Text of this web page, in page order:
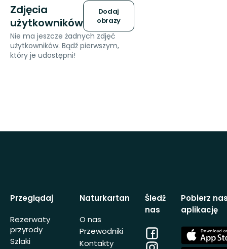
Zdjęcia
użytkowników
Dodaj
obrazy
Nie ma jeszcze żadnych zdjęć
użytkowników. Bądź pierwszym,
który je udostępni!
Przeglądaj
Rezerwaty
przyrody
Szlaki
Naturkartan
O nas
Przewodniki
Kontakty
Śledź
nas
Facebook
Instagram
Pobierz
aplikację
App
Store